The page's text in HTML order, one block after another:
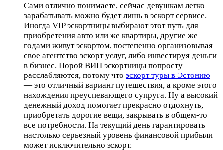
Сами отлично понимаете, сейчас девушкам легко
зарабатывать можно будет лишь в эскорт сервисе.
Иногда VIP эскортницы выбирают этот путь для
приобретения авто или же квартиры, другие же
годами живут эскортом, постепенно организовывая
свое агентство эскорт услуг, либо инвестируя деньги
в бизнес. Порой ВИП эскортницы попросту
расслабляются, потому что эскорт туры в Эстонию
— это отличный вариант путешествия, а кроме этого
нахождения преуспевающего супруга. Ну а высокий
денежный доход помогает прекрасно отдохнуть,
приобретать дорогие вещи, закрывать в общем-то
все потребности. На текущий день гарантировать
настолько серьезный уровень финансовой прибыли
может исключительно эскорт.